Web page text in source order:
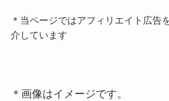
＊当ページではアフィリエイト広告
介しています
＊画像はイメージです。